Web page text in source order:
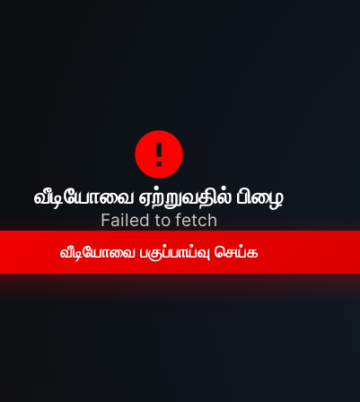
வீடியோவை ஏற்றுவதில் பிழை
Failed to fetch
வீடியோவை பகுப்பாய்வு செய்க